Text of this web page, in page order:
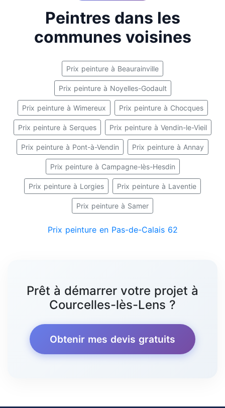
Peintres dans les
communes voisines
Prix peinture à Beaurainville
Prix peinture à Noyelles-Godault
Prix peinture à Wimereux Prix peinture à Chocques
Prix peinture à Serques Prix peinture à Vendin-le-Vieil
Prix peinture à Pont-à-Vendin Prix peinture à Annay
Prix peinture à Campagne-lès-Hesdin
Prix peinture à Lorgies Prix peinture à Laventie
Prix peinture à Samer
Prix peinture en Pas-de-Calais 62
Prêt à démarrer votre projet à
Courcelles-lès-Lens ?
Obtenir mes devis gratuits